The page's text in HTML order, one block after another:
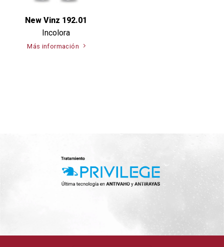
New Vinz 192.01
Incolora
Más información